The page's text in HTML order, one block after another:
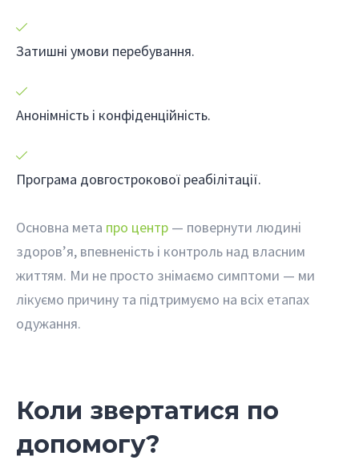
Затишні умови перебування.
Анонімність і конфіденційність.
Програма довгострокової реабілітації.
Основна мета про центр — повернути людині
здоров’я, впевненість і контроль над власним
життям. Ми не просто знімаємо симптоми — ми
лікуємо причину та підтримуємо на всіх етапах
одужання.
Коли звертатися по
допомогу?